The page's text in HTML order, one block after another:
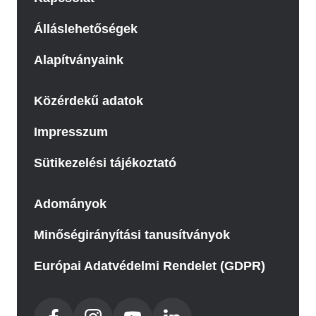
Álláslehetőségek
Alapítványaink
Közérdekű adatok
Impresszum
Sütikezelési tájékoztató
Adományok
Minőségirányítási tanusítványok
Európai Adatvédelmi Rendelet (GDPR)